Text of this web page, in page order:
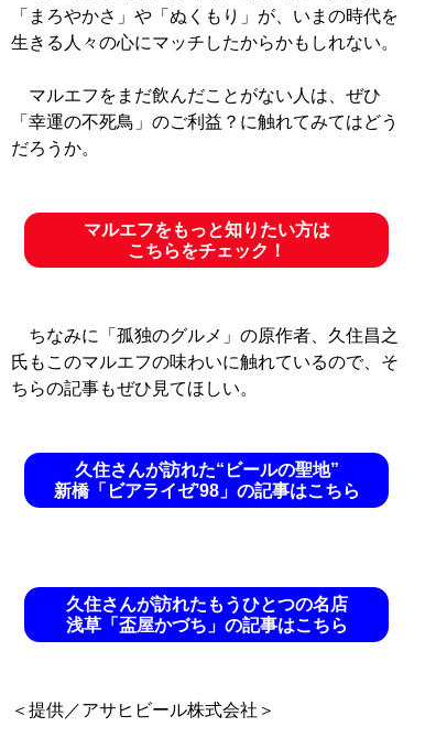
「まろやかさ」や「ぬくもり」が、いまの時代を
生きる人々の心にマッチしたからかもしれない。
マルエフをまだ飲んだことがない人は、ぜひ
「幸運の不死鳥」のご利益？に触れてみてはどう
だろうか。
マルエフをもっと知りたい方は
こちらをチェック！
ちなみに「孤独のグルメ」の原作者、久住昌之
氏もこのマルエフの味わいに触れているので、そ
ちらの記事もぜひ見てほしい。
久住さんが訪れた“ビールの聖地”
新橋「ビアライゼ’98」の記事はこちら
久住さんが訪れたもうひとつの名店
浅草「盃屋かづち」の記事はこちら
＜提供／アサヒビール株式会社＞